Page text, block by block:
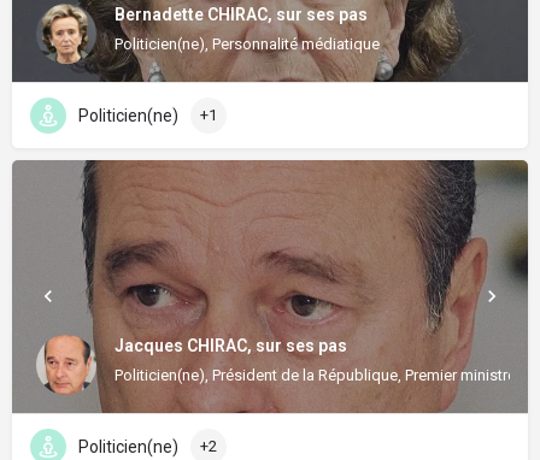
Bernadette CHIRAC, sur ses pas
Politicien(ne), Personnalité médiatique
Politicien(ne) +1
Jacques CHIRAC, sur ses pas
Politicien(ne), Président de la République, Premier ministre
Politicien(ne) +2